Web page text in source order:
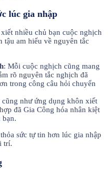
lúc gia nhập
nhiều chủ bạn cuộc nghịch
tậu am hiểu về nguyên tắc
: Mỗi cuộc nghịch cũng mang
rõ nguyên tắc nghịch đã
trong công câu hỏi chuyển
cũng như ứng dụng khôn xiết
đã Gia Công hóa nhân kiệt
bạn.
sức tự tin hơn lúc gia nhập
trí.